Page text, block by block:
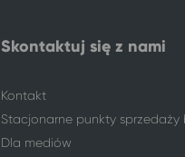
Skontaktuj się z nami
Kontakt
Stacjonarne punkty sprzedaży
Dla mediów